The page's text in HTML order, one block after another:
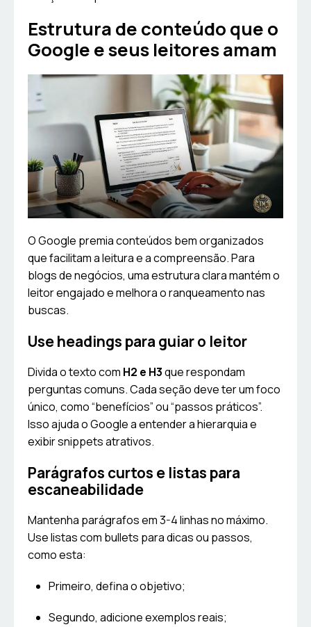
Estrutura de conteúdo que o
Google e seus leitores amam
O Google premia conteúdos bem organizados
que facilitam a leitura e a compreensão. Para
blogs de negócios, uma estrutura clara mantém o
leitor engajado e melhora o ranqueamento nas
buscas.
Use headings para guiar o leitor
Divida o texto com H2 e H3que respondam
perguntas comuns. Cada seção deve ter um foco
único, como “benefícios” ou “passos práticos”.
Isso ajuda o Google a entender a hierarquia e
exibir snippets atrativos.
Parágrafos curtos e listas para
escaneabilidade
Mantenha parágrafos em 3-4 linhas no máximo.
Use listas com bullets para dicas ou passos,
como esta:
Primeiro, defina o objetivo;
Segundo, adicione exemplos reais;